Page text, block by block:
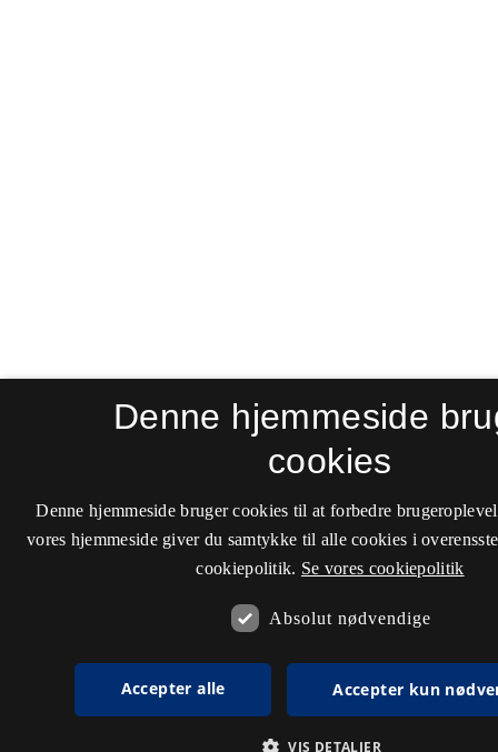
Denne hjemmeside
cookies
Denne hjemmeside bruger cookies til at forbedre
vores hjemmeside giver du samtykke til alle cookies i
cookiepolitik. Se vores cookiepolitik
Absolut nødvendige
Accepter alle Accepter kun
VIS DETALJER